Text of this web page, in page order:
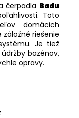
čerpadla Badu
Toto
domácich
riešenie
Je tiež
bazénov,
opravy.